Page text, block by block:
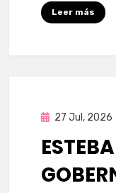
Leer más
Publicada
27 Jul, 2026